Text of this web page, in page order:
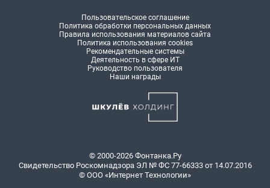
Пользовательское соглашение
Политика обработки персональных данных
Правила использования материалов сайта
Политика использования cookies
Рекомендательные системы
Деятельность в сфере ИТ
Руководство пользователя
Наши награды
© 2000-2026 Фонтанка.Ру
Свидетельство Роскомнадзора ЭЛ № ФС 77-66333 от 14.07.2016
© ООО «Интернет Технологии»